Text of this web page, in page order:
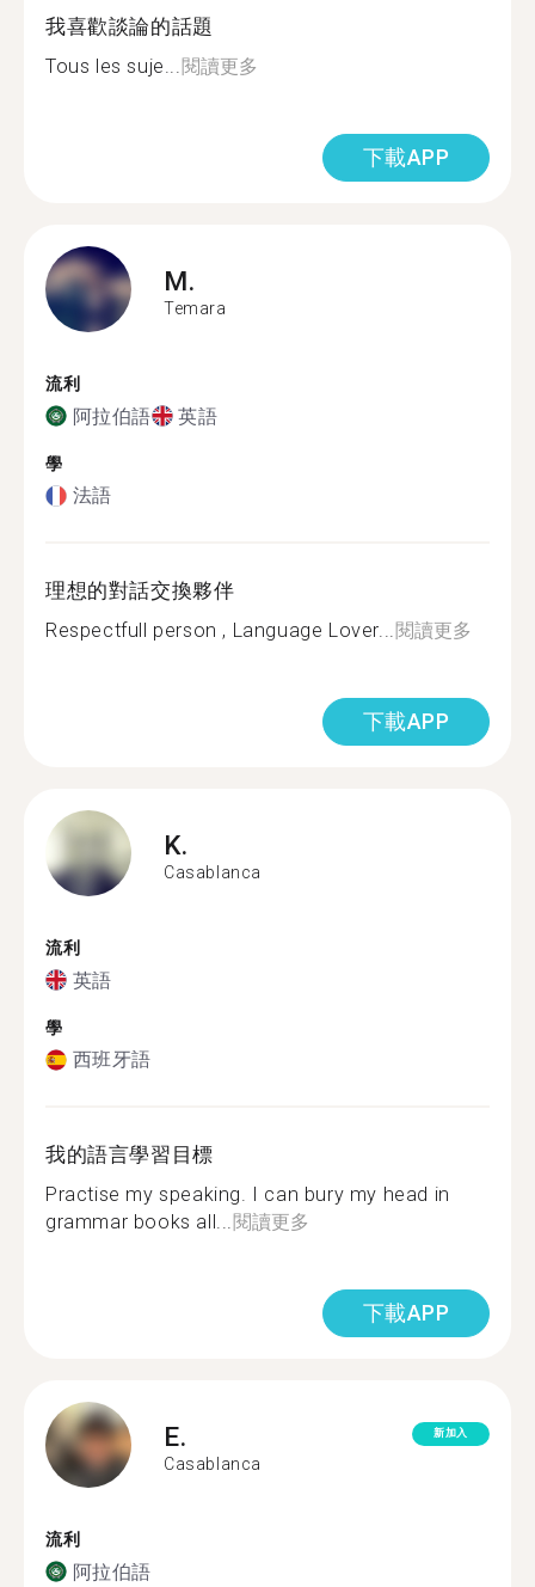
我喜歡談論的話題
Tous les suje...閱讀更多
下載APP
M.
Temara
流利
阿拉伯語 英語
學
法語
理想的對話交換夥伴
Respectfull person , Language Lover...閱讀更多
下載APP
K.
Casablanca
流利
英語
學
西班牙語
我的語言學習目標
Practise my speaking. I can bury my head in
grammar books all...閱讀更多
下載APP
E.
Casablanca
新加入
流利
阿拉伯語